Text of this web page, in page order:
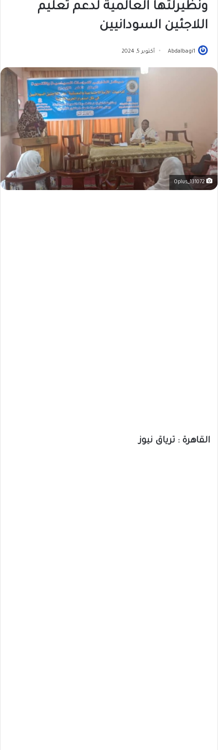
ونظيرلتها العالمية لدعم تعليم
اللاجئين السودانيين
Abdalbagi1 أكتوبر 5, 2024
القاهرة : ترياق نيوز